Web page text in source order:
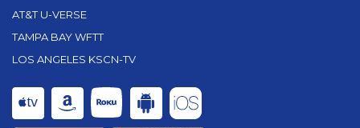
AT&T U-VERSE
TAMPA BAY WFTT
LOS ANGELES KSCN-TV